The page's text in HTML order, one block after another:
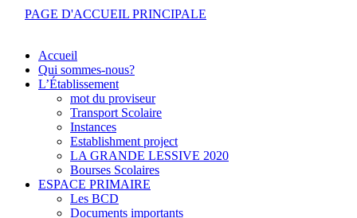
PAGE D'ACCUEIL PRINCIPALE
Accueil
Qui sommes-nous?
L’Établissement
mot du proviseur
Transport Scolaire
Instances
Establishment project
LA GRANDE LESSIVE 2020
Bourses Scolaires
ESPACE PRIMAIRE
Les BCD
Documents importants